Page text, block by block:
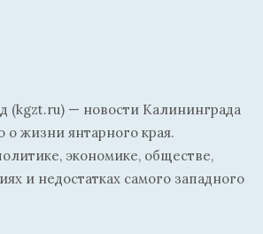
(kgzt.ru) — новости Калининграда
о жизни янтарного края.
экономике, обществе,
и недостатках самого западного